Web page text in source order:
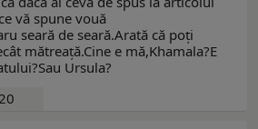
vă spune vouă
seară de seară.Arată că poți
mătreață.Cine e mă,Khamala?E
Ursula?